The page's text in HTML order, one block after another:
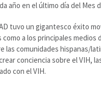
año en el último día del Mes
tuvo un gigantesco éxito
como a los principales
las comunidades hispanas/
conciencia sobre el VIH,
con el VIH.